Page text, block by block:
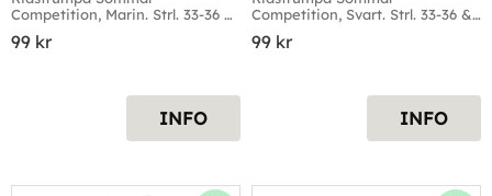
Competition, Marin. Strl. 33-36 &
99 kr
INFO
Competition, Svart. Strl. 33-36 &
99 kr
INFO